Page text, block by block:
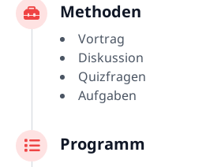
Methoden
Vortrag
Diskussion
Quizfragen
Aufgaben
Programm